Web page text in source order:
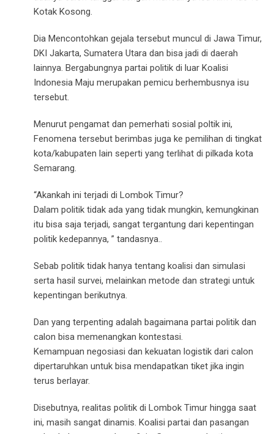
Kotak Kosong.
Dia Mencontohkan gejala tersebut muncul di Jawa Timur,
DKI Jakarta, Sumatera Utara dan bisa jadi di daerah
lainnya. Bergabungnya partai politik di luar Koalisi
Indonesia Maju merupakan pemicu berhembusnya isu
tersebut.
Menurut pengamat dan pemerhati sosial poltik ini,
Fenomena tersebut berimbas juga ke pemilihan di tingkat
kota/kabupaten lain seperti yang terlihat di pilkada kota
Semarang.
“Akankah ini terjadi di Lombok Timur?
Dalam politik tidak ada yang tidak mungkin, kemungkinan
itu bisa saja terjadi, sangat tergantung dari kepentingan
politik kedepannya, ” tandasnya..
Sebab politik tidak hanya tentang koalisi dan simulasi
serta hasil survei, melainkan metode dan strategi untuk
kepentingan berikutnya.
Dan yang terpenting adalah bagaimana partai politik dan
calon bisa memenangkan kontestasi.
Kemampuan negosiasi dan kekuatan logistik dari calon
dipertaruhkan untuk bisa mendapatkan tiket jika ingin
terus berlayar.
Disebutnya, realitas politik di Lombok Timur hingga saat
ini, masih sangat dinamis. Koalisi partai dan pasangan